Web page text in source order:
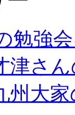
勉強
津さ
州大